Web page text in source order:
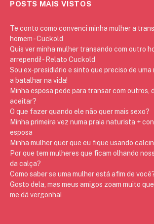
POSTS MAIS VISTOS
Te conto como convenci minha mulher a
homem - Cuckold
Quis ver minha mulher transando com outro
arrependi! - Relato Cuckold
Sou ex-presidiário e sinto que preciso de
a batalhar na vida!
Minha esposa pede para transar com outros,
aceitar?
O que fazer quando ele não quer mais sexo?
Minha primeira vez numa praia naturista +
esposa
Minha mulher quer que eu fique usando
Por que tem mulheres que ficam olhando
da calça?
Como saber se uma mulher está afim de
Gosto dela, mas meus amigos zoam muito
me dá vergonha!